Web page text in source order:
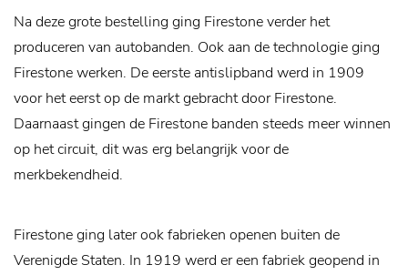
Na deze grote bestelling ging Firestone verder het
produceren van autobanden. Ook aan de technologie ging
Firestone werken. De eerste antislipband werd in 1909
voor het eerst op de markt gebracht door Firestone.
Daarnaast gingen de Firestone banden steeds meer winnen
op het circuit, dit was erg belangrijk voor de
merkbekendheid.
Firestone ging later ook fabrieken openen buiten de
Verenigde Staten. In 1919 werd er een fabriek geopend in